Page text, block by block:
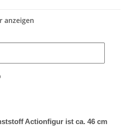
anzeigen
Actionfigur ist ca. 46 cm